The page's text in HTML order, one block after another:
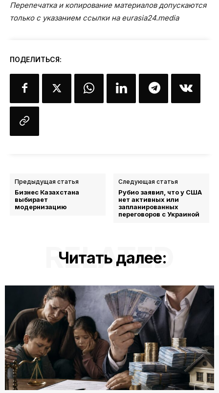
Перепечатка и копирование материалов допускаются
только с указанием ссылки на eurasia24.media
ПОДЕЛИТЬСЯ:
Предыдущая статья
Бизнес Казахстана
выбирает
модернизацию
Следующая статья
Рубио заявил, что у США
нет активных или
запланированных
переговоров с Украиной
Читать далее:
RELATED